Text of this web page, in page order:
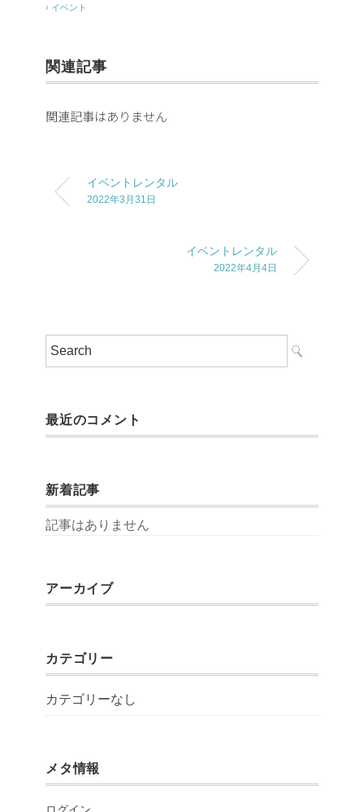
› イベント
関連記事
関連記事はありません
イベントレンタル
2022年3月31日
イベントレンタル
2022年4月4日
最近のコメント
新着記事
記事はありません
アーカイブ
カテゴリー
カテゴリーなし
メタ情報